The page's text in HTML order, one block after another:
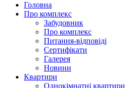
Головна
Про комплекс
Забудовник
Про комплекс
Питання-відповіді
Сертифікати
Галерея
Новини
Квартири
Однокімнатні квартири